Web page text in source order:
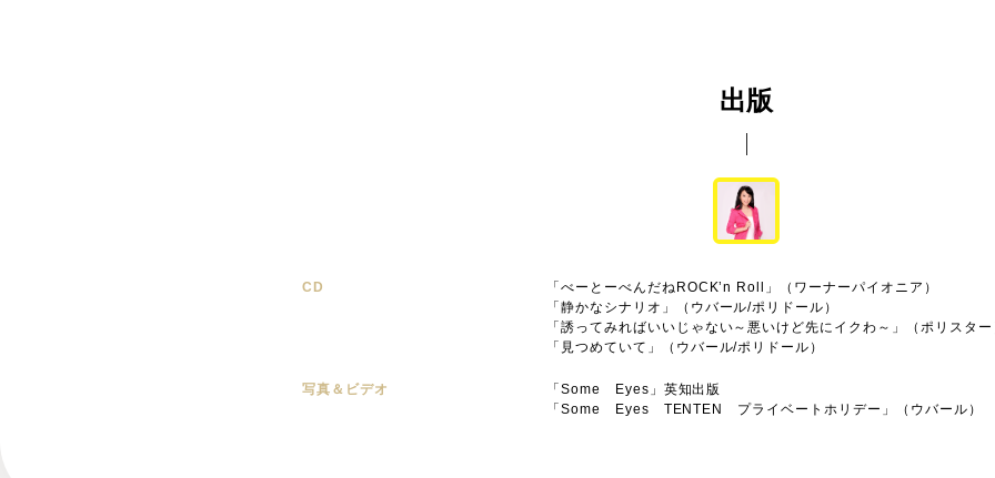
出版
CD
「べーとーべんだねROCK’n Roll」（ワーナーパイオニア）
「静かなシナリオ」（ウバール/ポリドール）
「誘ってみればいいじゃない～悪いけど先にイクわ～」（ポリスタ
「見つめていて」（ウバール/ポリドール）
写真＆ビデオ
「Some Eyes」英知出版
「Some Eyes TENTEN プライベートホリデー」（ウバール）